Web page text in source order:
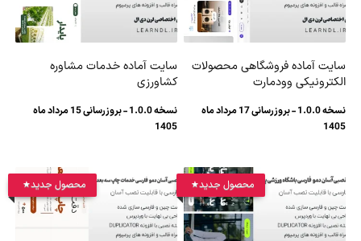
سایت آماده فروشگاهی محصولات
الکترونیکی وودمارت
نسخه 1.0.0 - بروزرسانی 17 مرداد ماه
1405
سایت آماده خدمات مشاوره
کشاورزی
نسخه 1.0.0 - بروزرسانی 15 مرداد ماه
1405
محصول جدید محصول جدید